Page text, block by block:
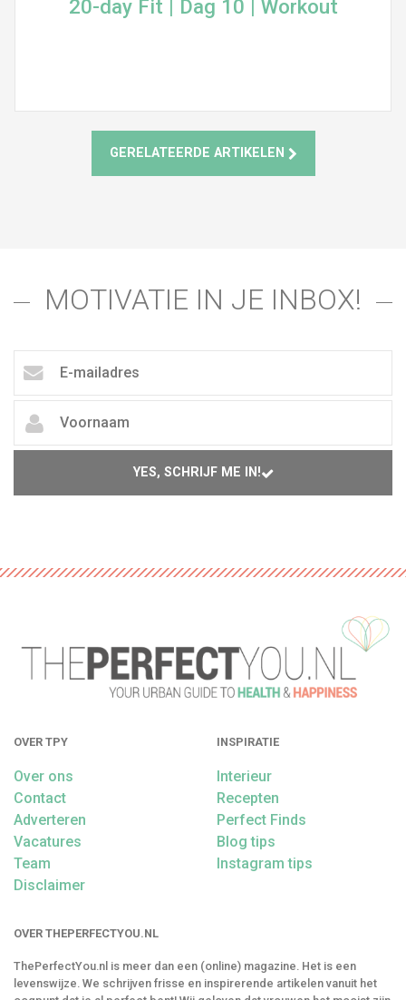
20-day Fit | Dag 10 | Workout
GERELATEERDE ARTIKELEN
MOTIVATIE IN JE INBOX!
YES, SCHRIJF ME IN!
OVER TPY
Over ons
Contact
Adverteren
Vacatures
Team
Disclaimer
INSPIRATIE
Interieur
Recepten
Perfect Finds
Blog tips
Instagram tips
OVER THEPERFECTYOU.NL
ThePerfectYou.nl is meer dan een (online) magazine. Het is een
levenswijze. We schrijven frisse en inspirerende artikelen vanuit het